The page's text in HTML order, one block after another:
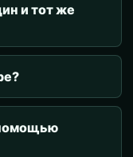
и тот же